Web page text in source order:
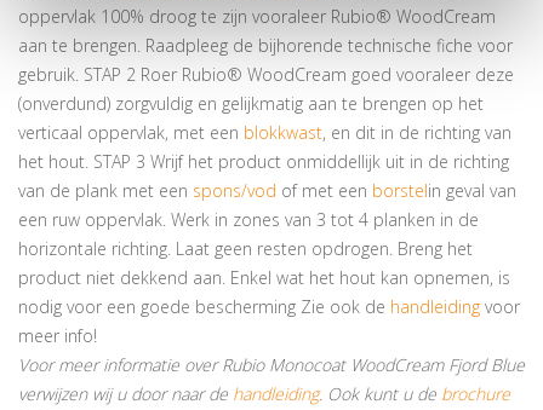
oppervlak 100% droog te zijn vooraleer Rubio® WoodCream
aan te brengen. Raadpleeg de bijhorende technische fiche voor
gebruik. STAP 2 Roer Rubio® WoodCream goed vooraleer deze
(onverdund) zorgvuldig en gelijkmatig aan te brengen op het
verticaal oppervlak, met een blokkwast, en dit in de richting van
het hout. STAP 3 Wrijf het product onmiddellijk uit in de richting
van de plank met een spons/vod of met een borstelin geval van
een ruw oppervlak. Werk in zones van 3 tot 4 planken in de
horizontale richting. Laat geen resten opdrogen. Breng het
product niet dekkend aan. Enkel wat het hout kan opnemen, is
nodig voor een goede bescherming Zie ook de handleiding voor
meer info!
Voor meer informatie over Rubio Monocoat WoodCream Fjord Blue
verwijzen wij u door naar de handleiding. Ook kunt u de brochure